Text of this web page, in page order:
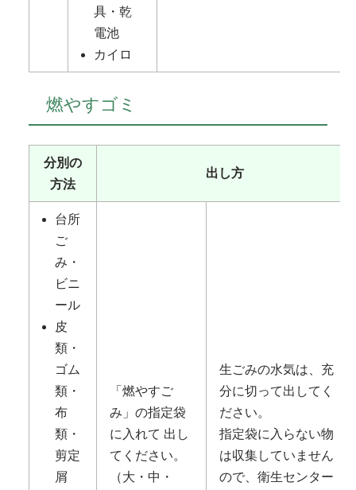
具・乾
電池
カイロ
燃やすゴミ
分別の
方法
出し方
台所
ご
み・
ビニ
ール
皮
類・
ゴム
類・
布
類・
剪定
屑
「燃やすご
み」の指定袋
に入れて 出し
てください。
（大・中・
生ごみの水気は、充
分に切って出してく
ださい。
指定袋に入らない物
は収集していません
ので、衛生センター